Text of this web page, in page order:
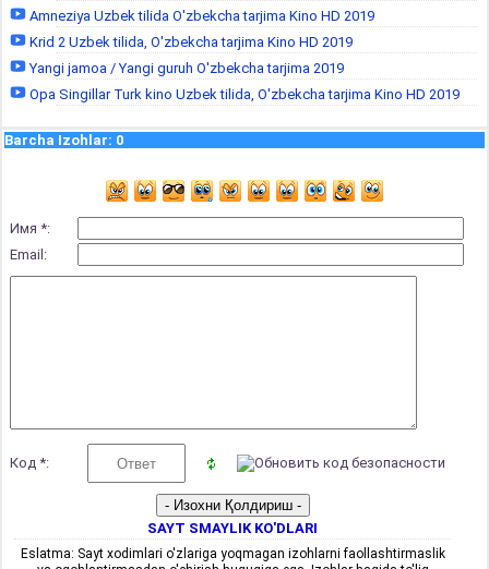
Amneziya Uzbek tilida O'zbekcha tarjima Kino HD 2019
Krid 2 Uzbek tilida, O'zbekcha tarjima Kino HD 2019
Yangi jamoa / Yangi guruh O'zbekcha tarjima 2019
Opa Singillar Turk kino Uzbek tilida, O'zbekcha tarjima Kino HD 2019
Barcha Izohlar: 0
Имя *:
Email:
Код *:
SAYT SMAYLIK KO'DLARI
Eslatma: Sayt xodimlari o'zlariga yoqmagan izohlarni faollashtirmaslik